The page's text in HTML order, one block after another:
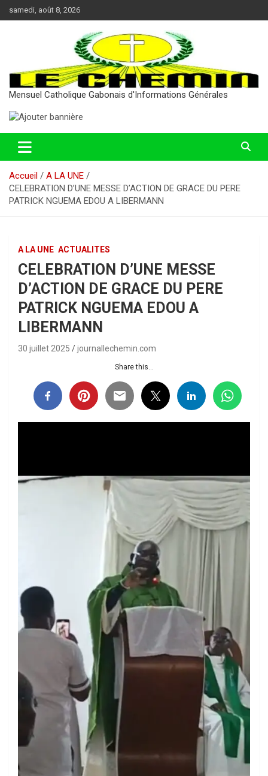
au
samedi, août 8, 2026
Mensuel Catholique Gabonais d'Informations Générales
Accueil
A LA UNE
CELEBRATION D’UNE MESSE D’ACTION DE GRACE DU PERE
PATRICK NGUEMA EDOU A LIBERMANN
A LA UNE ACTUALITES
CELEBRATION D’UNE MESSE
D’ACTION DE GRACE DU PERE
PATRICK NGUEMA EDOU A
LIBERMANN
30 juillet 2025 journallechemin.com
Share this...